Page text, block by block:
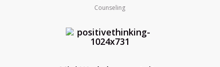
Counseling